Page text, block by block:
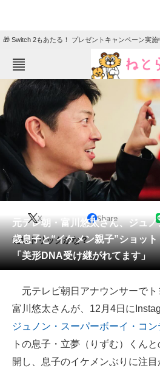
🎁 Switch 2もあたる！ プレゼントキャンペーン実施
ねとらぼメニュー
ニュ
エンタメ クイズ
グルメ 地域
動物 リサ
会員記事
メディア
注目記事を集めた総合ページ
ITの今と未来を見通す
スマホと通信の最新トレンド
進化するPCとデバイスの未来
元テレ朝・富川悠太さん、ジュ
歳息子と“イケメン親子”ショッ
「美形DNA受け継がれてます」
X Share
遠近トリックかな？
元テレビ朝日アナウンサーでト
富川悠太さんが、12月4日に
ジュノン・スーパーボーイ・コン
トの息子・立夢（りずむ）くん
開し、息子のイケメンぶりに注目